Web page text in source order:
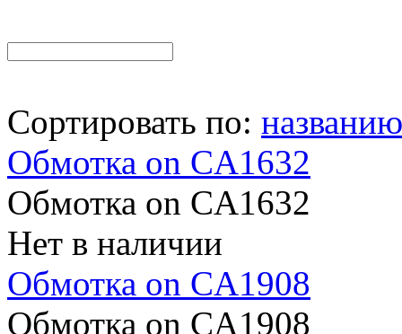
Сортировать по: названию
Обмотка on CA1632
Обмотка on CA1632
Нет в наличии
Обмотка on CA1908
Обмотка on CA1908